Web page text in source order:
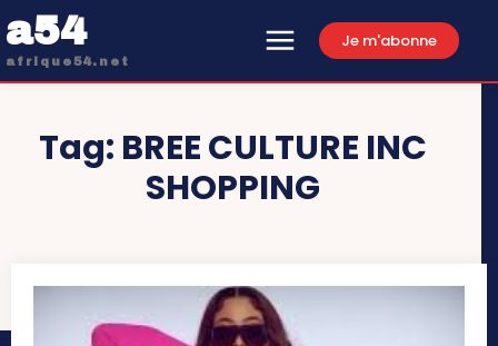
a54
afrique54.net
Je m'abonne
Tag: BREE CULTURE INC
SHOPPING